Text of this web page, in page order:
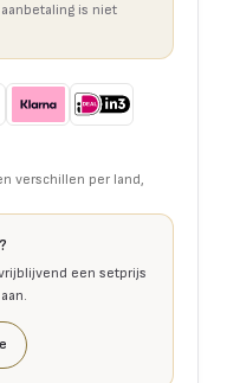
is niet
verschillen per land,
een setprijs